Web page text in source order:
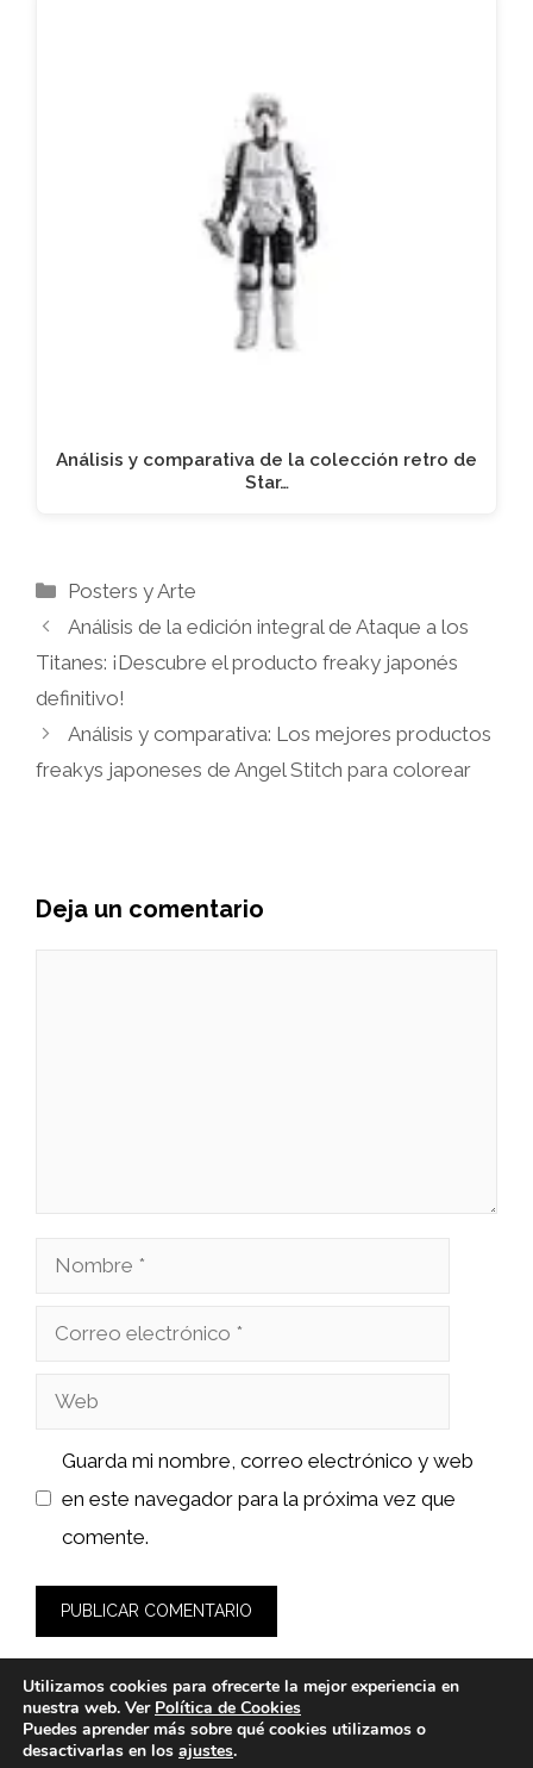
Análisis y comparativa de la colección retro de
Star…
Categorías
Posters y Arte
Análisis de la edición integral de Ataque a los
Titanes: ¡Descubre el producto freaky japonés
definitivo!
Análisis y comparativa: Los mejores productos
freakys japoneses de Angel Stitch para colorear
Deja un comentario
Nombre
Correo
Web
Guarda mi nombre, correo electrónico y web
en este navegador para la próxima vez que
comente.
© 2026 sushiyakuza.es -Política de Privacidad y Aviso Legal
Utilizamos cookies para ofrecerte la mejor experiencia en
nuestra web. Ver Política de Cookies
Puedes aprender más sobre qué cookies utilizamos o
desactivarlas en los ajustes.